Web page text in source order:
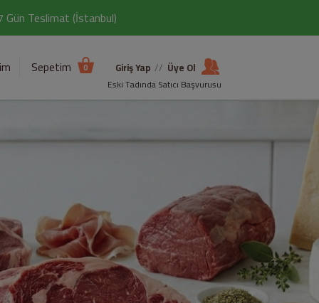
Gün Teslimat (İstanbul)
Sepetim 0 Giriş Yap // Üye Ol
Eski Tadında Satıcı Başvurusu